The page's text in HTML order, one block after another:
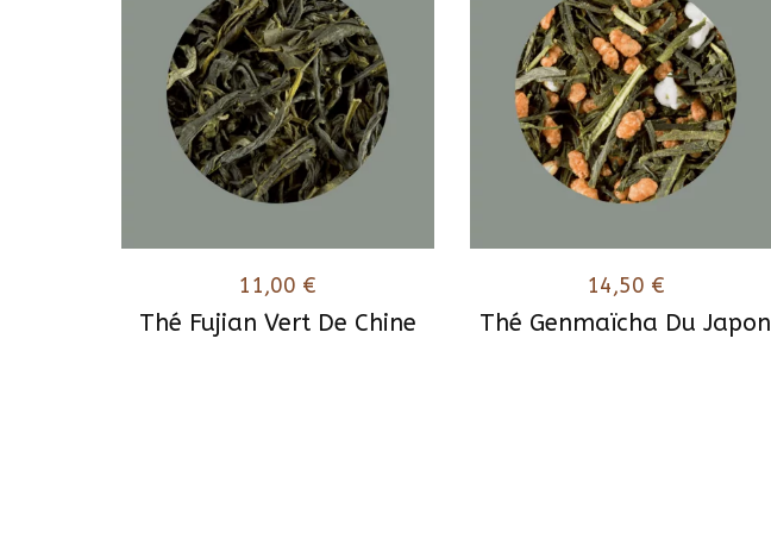
Thé Fujian Vert De Chine
11,00 €
Thé Genmaïcha Du Japon
14,50 €